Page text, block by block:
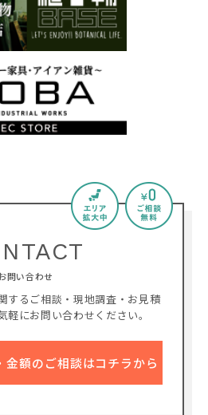
問い合わせ
するご相談・現地調査・お見積
軽にお問い合わせください。
金額のご相談はコチラから